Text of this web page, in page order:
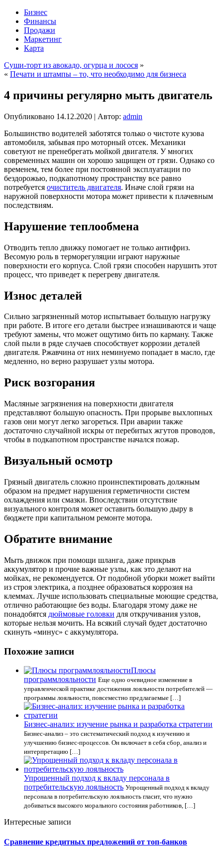
Бизнес
Финансы
Продажи
Маркетинг
Карта
Суши-торт из авокадо, огурца и лосося »
« Печати и штампы – то, что необходимо для бизнеса
4 причины регулярно мыть двигатель
Опубликовано 14.12.2020 | Автор: admin
Большинство водителей заботятся только о чистоте кузова
автомобиля, забывая про моторный отсек. Механики
советуют не пренебрегать мойкой двигателя. У многих
современных машин он хорошо защищен от грязи. Однако со
временем, тем более при постоянной эксплуатации по
бездорожью, подкапотному пространству все равно
потребуется очиститель двигателя. Иначе слой грязи на
наружной поверхности мотора может привести к плачевным
последствиям.
Нарушение теплообмена
Отводить тепло движку помогает не только антифриз.
Весомую роль в терморегуляции играют наружные
поверхности его корпуса. Слой грязи способен нарушить этот
процесс, что приведет к перегреву двигателя.
Износ деталей
Сильно загрязненный мотор испытывает большую нагрузку
при работе. В итоге его детали быстрее изнашиваются и чаще
требуют замены, что может ощутимо бить по карману. Также
слой пыли в ряде случаев способствует коррозии деталей
двигателя. Ржавчина от них неминуемо попадает в масло, где
медленно, но верно разрушает узлы мотора.
Риск возгорания
Масляные загрязнения на поверхности двигателя
представляют большую опасность. При прорыве выхлопных
газов они могут легко загореться. При аварии также
достаточно случайной искры от перебитых жгутов проводов,
чтобы в подкапотном пространстве начался пожар.
Визуальный осмотр
Грязный двигатель сложно проинспектировать должным
образом на предмет нарушения герметичности систем
охлаждения или смазки. Впоследствии отсутствие
визуального контроля может оставить большую дыру в
бюджете при капитальном ремонте мотора.
Обратите внимание
Мыть движок при помощи шланга, даже прикрыв
аккумулятор и прочие важные узлы, как это делают на
мойках, не рекомендуется. От подобной уборки может выйти
из строя электрика, а позднее образоваться коррозия на
клеммах. Лучше использовать специальные моющие средства,
отлично работающие без воды. Благодаря этому даже не
понадобятся дюймовые головки для откручивания узлов,
которые нельзя мочить. На всякий случай будет достаточно
скинуть «минус» с аккумулятора.
Похожие записи
Плюсы
программлояльности Еще одно очевидное изменение в
управленческой практике достижения лояльности потребителей —
программы лояльности, повсеместно предлагаемые […]
Бизнес-анализ: изучение рынка и разработка стратегии
Бизнес-анализ – это систематический подход к изучению и
улучшению бизнес-процессов. Он включает в себя сбор, анализ и
интерпретацию […]
Упрощенный подход к вкладу персонала в
потребительскую лояльность Упрощенный подход к вкладу
персонала в потребительскую лояльность гласит, что нужно
добиваться высокого морального состояния работников, […]
Интересные записи
Сравнение кредитных предложений от топ-банков